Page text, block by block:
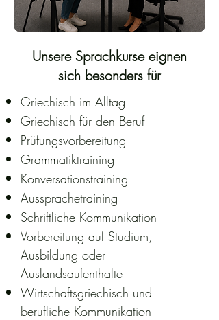
Unsere Sprachkurse eignen
sich besonders für
Griechisch im Alltag
Griechisch für den Beruf
Prüfungsvorbereitung
Grammatiktraining
Konversationstraining
Aussprachetraining
Schriftliche Kommunikation
Vorbereitung auf Studium,
Ausbildung oder
Auslandsaufenthalte
Wirtschaftsgriechisch und
berufliche Kommunikation